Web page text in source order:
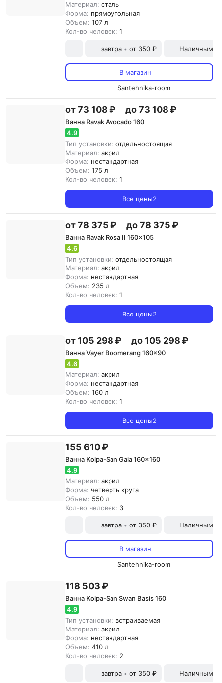
Материал: сталь
Форма: прямоугольная
Объем: 107 л
Кол-во человек: 1
завтра • от 350 ₽ Наличными
В магазин
Santehnika-room
от 73 108 ₽ до 73 108 ₽
Ванна Ravak Avocado 160
4.9
Тип установки: отдельностоящая
Материал: акрил
Форма: нестандартная
Объем: 175 л
Кол-во человек: 1
Все цены2
от 78 375 ₽ до 78 375 ₽
Ванна Ravak Rosa II 160x105
4.6
Тип установки: отдельностоящая
Материал: акрил
Форма: нестандартная
Объем: 235 л
Кол-во человек: 1
Все цены2
от 105 298 ₽ до 105 298 ₽
Ванна Vayer Boomerang 160x90
4.6
Материал: акрил
Форма: нестандартная
Объем: 160 л
Кол-во человек: 1
Все цены2
155 610 ₽
Ванна Kolpa-San Gaia 160x160
4.9
Материал: акрил
Форма: четверть круга
Объем: 550 л
Кол-во человек: 3
завтра • от 350 ₽ Наличными
В магазин
Santehnika-room
118 503 ₽
Ванна Kolpa-San Swan Basis 160
4.9
Тип установки: встраиваемая
Материал: акрил
Форма: нестандартная
Объем: 410 л
Кол-во человек: 2
завтра • от 350 ₽ Наличными